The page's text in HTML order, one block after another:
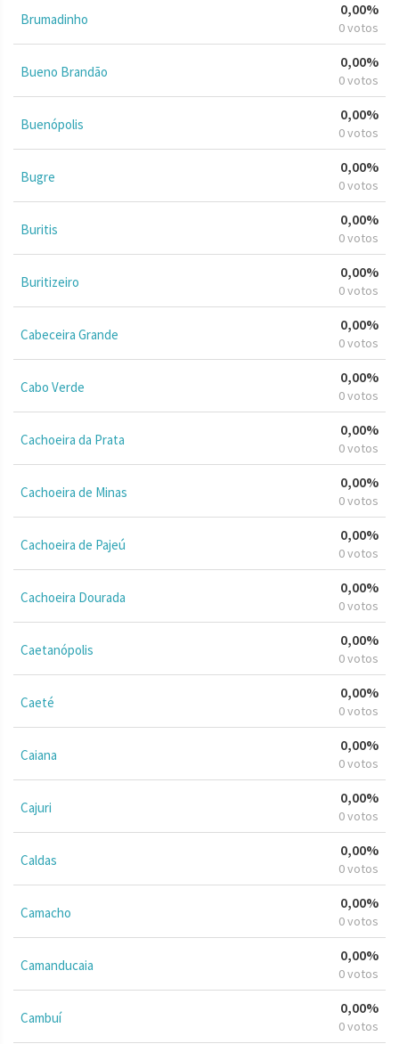
Brumadinho
0,00%
0 votos
Bueno Brandão
0,00%
0 votos
Buenópolis
0,00%
0 votos
Bugre
0,00%
0 votos
Buritis
0,00%
0 votos
Buritizeiro
0,00%
0 votos
Cabeceira Grande
0,00%
0 votos
Cabo Verde
0,00%
0 votos
Cachoeira da Prata
0,00%
0 votos
Cachoeira de Minas
0,00%
0 votos
Cachoeira de Pajeú
0,00%
0 votos
Cachoeira Dourada
0,00%
0 votos
Caetanópolis
0,00%
0 votos
Caeté
0,00%
0 votos
Caiana
0,00%
0 votos
Cajuri
0,00%
0 votos
Caldas
0,00%
0 votos
Camacho
0,00%
0 votos
Camanducaia
0,00%
0 votos
Cambuí
0,00%
0 votos